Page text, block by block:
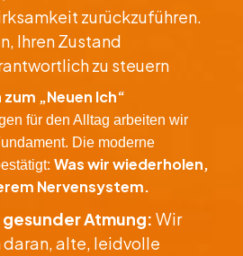
zurückzuführen.
Ihren Zustand
zu steuern
„Neuen Ich“
für den Alltag arbeiten wir
Die moderne
Was wir wiederholen,
Nervensystem.
gesunder Atmung: Wir
alte, leidvolle